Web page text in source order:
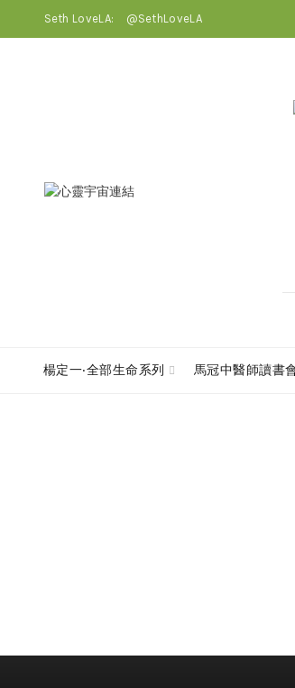
Seth LoveLA: @SethLoveLA
楊定一‧全部生命系列 馬冠中醫師讀書